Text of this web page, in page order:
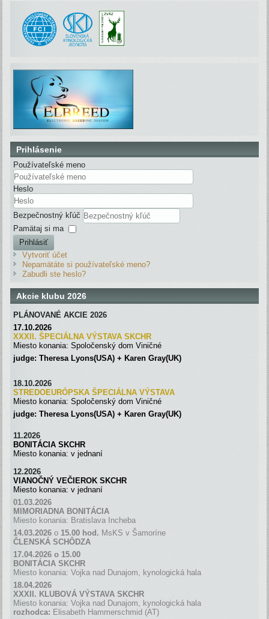
Prihlásenie
Používateľské meno
Heslo
Bezpečnostný kľúč
Pamätaj si ma
Prihlásiť
Vytvoriť účet
Nepamätáte si používateľské meno?
Zabudli ste heslo?
Akcie klubu 2026
PLÁNOVANÉ AKCIE 2026
17.10.2026
XXXII. ŠPECIÁLNA VÝSTAVA SKCH R
Miesto konania: Spoločenský dom Viničné
judge: Theresa Lyons(USA) + Karen Gray(UK)
18.10.2026
STREDOEURÓPSKA ŠPECIÁLNA VÝSTAVA
Miesto konania: Spoločenský dom Viničné
judge: Theresa Lyons(USA) + Karen Gray(UK)
11.2026
BONITÁCIA SKCHR
Miesto konania: v jednaní
12.2026
VIANOČNÝ VEČIEROK SKCHR
Miesto konania: v jednaní
01.03.2026
MIMORIADNA BONITÁCIA
Miesto konania: Bratislava Incheba
14.03.2026 o 15.00 hod. MsKS v Šamoríne
ČLENSKÁ SCHÔDZA
17.04.2026 o 15.00
BONITÁCIA SKCHR
Miesto konania: Vojka nad Dunajom, kynologická hala
18.04.2026
XXXII. KLUBOVÁ VÝSTAVA SKCHR
Miesto konania: Vojka nad Dunajom, kynologická hala
rozhodca: Elisabeth Hammerschmid (AT)